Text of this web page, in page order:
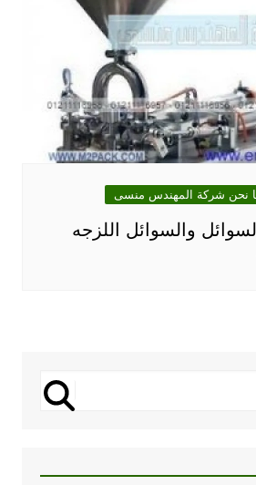
نحن شركة المهندس منسى
والسوائل اللزجه